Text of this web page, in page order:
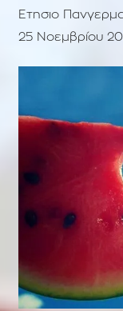
Ετησιο
25 Νοεμβρίου